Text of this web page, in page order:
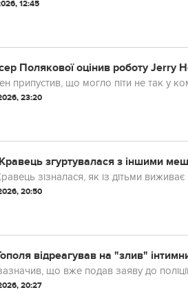
12:45
Полякової оцінив роботу Jerry
припустив, що могло піти не так у
23:20
згуртувалася з іншими
зізналася, як із дітьми
20:50
відреагував на "злив"
що вже подав заяву до
20:27